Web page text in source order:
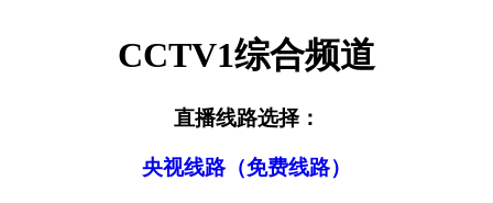
CCTV1综合频道
直播线路选择：
央视线路（免费线路）